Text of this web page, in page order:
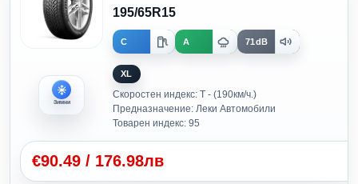
Зимни
195/65R15
C A 71dB
XL
Скоростен индекс: T - (190км/ч.)
Предназначение: Леки Автомобили
Товарен индекс: 95
€90.49 / 176.98лв